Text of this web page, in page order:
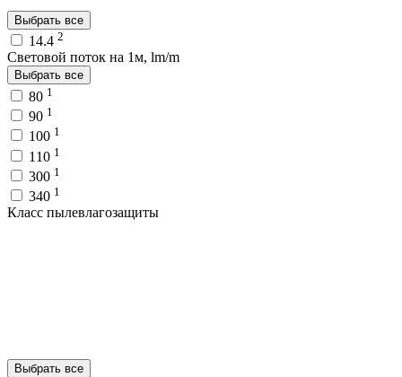
Выбрать все
14.4 2
Световой поток на 1м, lm/m
Выбрать все
80 1
90 1
100 1
110 1
300 1
340 1
Класс пылевлагозащиты
Выбрать все